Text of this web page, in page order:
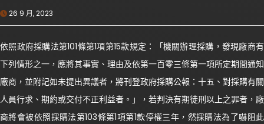
26 9 月, 2023
依照政府採購法第101條第1項第15款規定：「機關辦理採購，發現廠商有
下列情形之一，應將其事實、理由及依第一百零三條第一項所定期間通知
廠商，並附記如未提出異議者，將刊登政府採購公報：十五、對採購有關
人員行求、期約或交付不正利益者。」，若判決有期徒刑以上之罪者，廠
商將會被依照採購法第103條第1項第1款停權三年，然採購法為了嚇阻此